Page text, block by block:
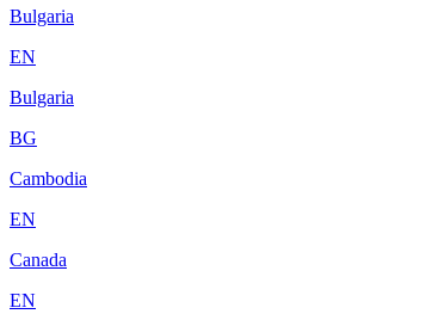
Bulgaria
EN
Bulgaria
BG
Cambodia
EN
Canada
EN